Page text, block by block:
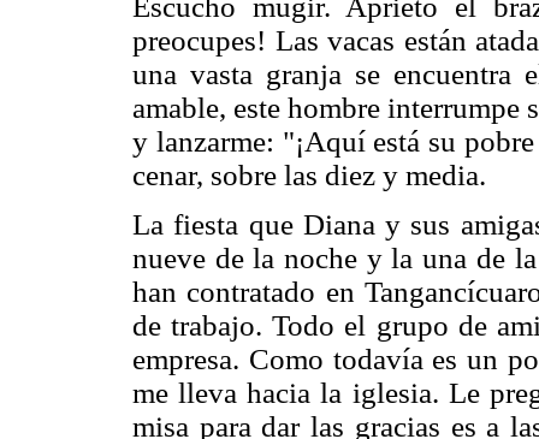
preocupes! Las vacas están
una vasta granja se
amable, este hombre interrumpe
y lanzarme: "¡Aquí está su
cenar, sobre las diez y media.
La fiesta que Diana y sus
nueve de la noche y la una de
han contratado en
de trabajo. Todo el grupo de
empresa. Como todavía es un
me lleva hacia la iglesia. Le
misa para dar las gracias es a